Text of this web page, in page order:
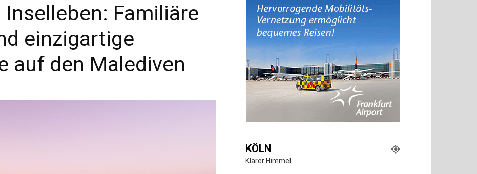
Touristiknews
Familiäre
einzigartige
auf den Malediven
KÖLN
Klarer Himmel